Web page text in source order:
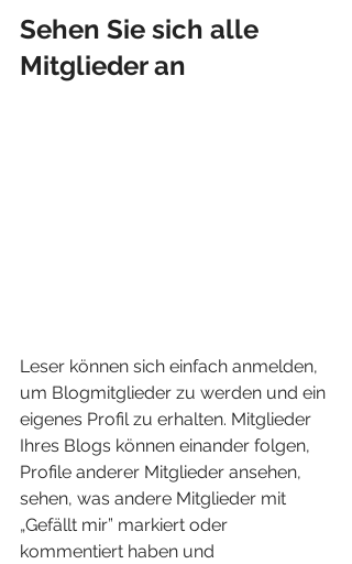
Sehen Sie sich alle
Mitglieder an
Leser können sich einfach anmelden,
um Blogmitglieder zu werden und ein
eigenes Profil zu erhalten. Mitglieder
Ihres Blogs können einander folgen,
Profile anderer Mitglieder ansehen,
sehen, was andere Mitglieder mit
„Gefällt mir” markiert oder
kommentiert haben und